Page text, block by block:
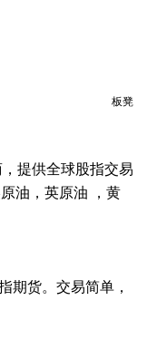
板凳
提供全球股指交易
油，英原油 ，黄
期货。交易简单，